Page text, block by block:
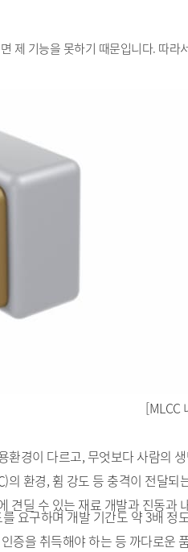
제 기능을 못하기 때문입니다. 따
[MLCC
환경이 다르고, 무엇보다 사람의
환경, 휨 강도 등 충격이 전달
딜 수 있는 재료 개발과 진동
요구하며 개발 기간도 약 3배
증을 취득해야 하는 등 까다로